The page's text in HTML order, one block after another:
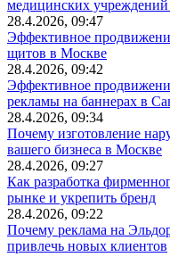
медицинских
28.4.2026, 09:47
Эффективное
щитов в Москве
28.4.2026, 09:42
Эффективное
рекламы на баннерах в
28.4.2026, 09:34
Почему изготовление
вашего бизнеса в Москве
28.4.2026, 09:27
Как разработка
рынке и укрепить бренд
28.4.2026, 09:22
Почему реклама на
привлечь новых клиентов